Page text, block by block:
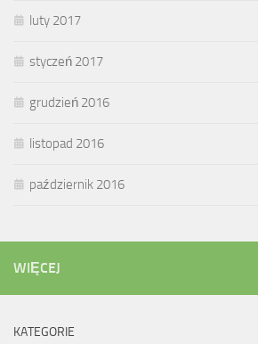
luty 2017
styczeń 2017
grudzień 2016
listopad 2016
październik 2016
WIĘCEJ
KATEGORIE